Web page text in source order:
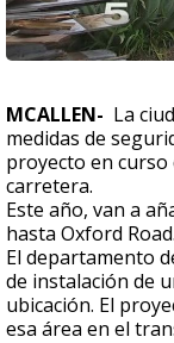
MCALLEN- La
medidas de
proyecto en
carretera.
Este año, van a
hasta Oxford Road.
El departamento
de instalación de
ubicación. El
esa área en el